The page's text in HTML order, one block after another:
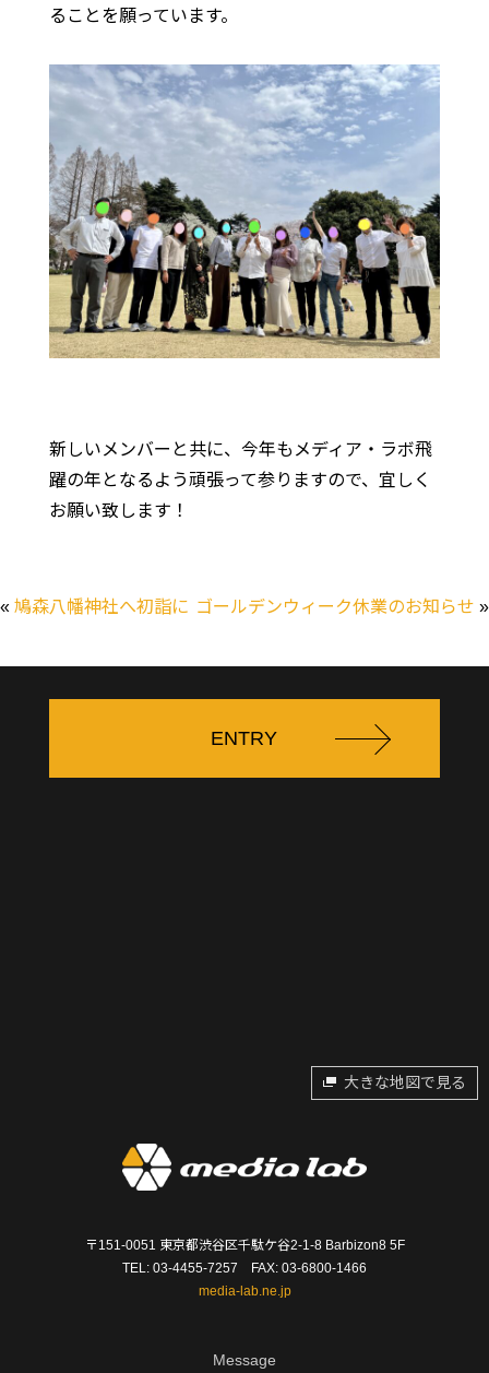
ることを願っています。
新しいメンバーと共に、今年もメディア・ラボ飛
躍の年となるよう頑張って参りますので、宜しく
お願い致します！
« 鳩森八幡神社へ初詣に ゴールデンウィーク休業のお知らせ »
ENTRY
大きな地図で見る
〒151-0051 東京都渋谷区千駄ケ谷2-1-8 Barbizon8 5F
TEL: 03-4455-7257 FAX: 03-6800-1466
media-lab.ne.jp
Message